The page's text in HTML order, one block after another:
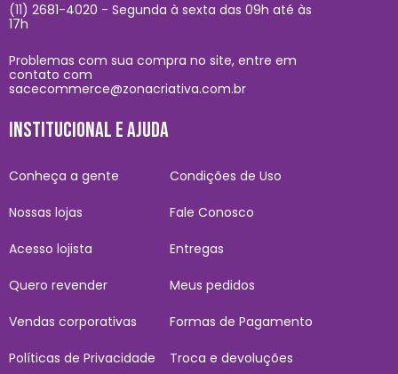
(11) 2681-4020 - Segunda à sexta das 09h até às
17h
Problemas com sua compra no site, entre em
contato com
sacecommerce@zonacriativa.com.br
INSTITUCIONAL E AJUDA
Conheça a gente
Nossas lojas
Acesso lojista
Quero revender
Vendas corporativas
Políticas de Privacidade
Condições de Uso
Fale Conosco
Entregas
Meus pedidos
Formas de Pagamento
Troca e devoluções